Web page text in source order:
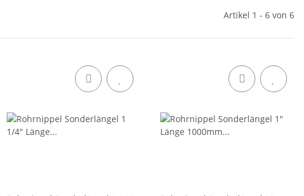
Artikel 1 - 6 von 6